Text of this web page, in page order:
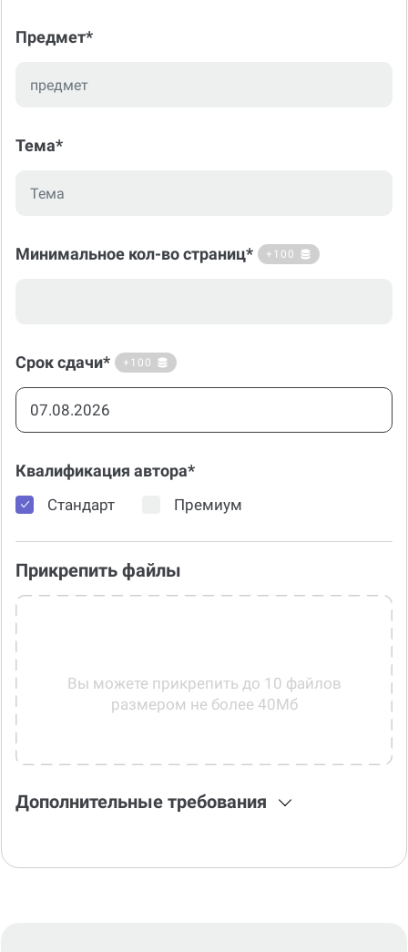
Предмет*
Тема*
Минимальное кол-во страниц* +100
Срок сдачи* +100
Квалификация автора*
Стандарт Премиум
Прикрепить файлы
Вы можете прикрепить до 10 файлов
размером не более 40Мб
Дополнительные требования